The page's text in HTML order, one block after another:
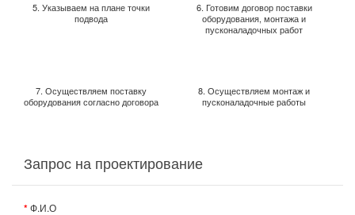
5. Указываем на плане точки
подвода
6. Готовим договор поставки
оборудования, монтажа и
пусконаладочных работ
7. Осуществляем поставку
оборудования согласно договора
8. Осуществляем монтаж и
пусконаладочные работы
Запрос на проектирование
Ф.И.О